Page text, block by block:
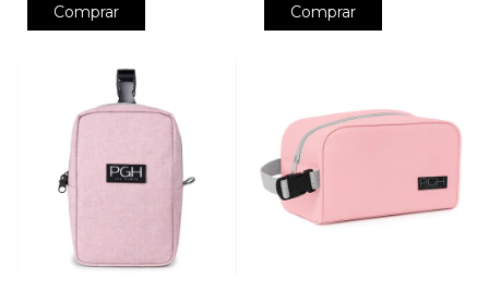
Comprar Comprar